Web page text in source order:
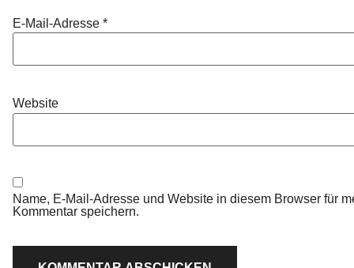
E-Mail-Adresse *
Website
Name, E-Mail-Adresse und Website in diesem Browser für
Kommentar speichern.